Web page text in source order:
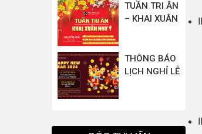
TUẦN TRI ÂN
– KHAI XUÂN
THÔNG BÁO
LỊCH NGHỈ LỄ